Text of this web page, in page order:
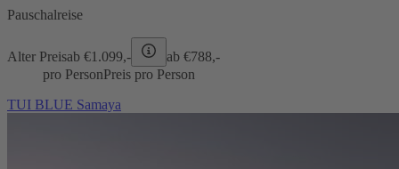
Pauschalreise
Alter Preisab €1.099,- ab €788,-
pro PersonPreis pro Person
TUI BLUE Samaya